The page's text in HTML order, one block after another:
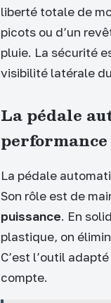
liberté totale de
picots ou d’un
pluie. La sécurité
visibilité latérale
La pédale
performance
La pédale
Son rôle est de
puissance. En
plastique, on
C’est l’outil
compte.